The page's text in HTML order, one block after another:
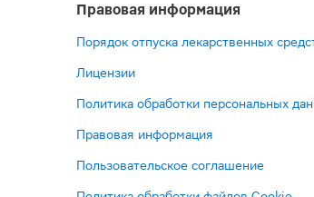
Правовая информация
Порядок отпуска лекарственных
Лицензии
Политика обработки персональных
Правовая информация
Пользовательское соглашение